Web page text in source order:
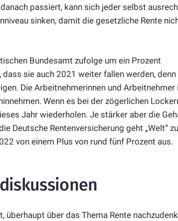
passiert, kann sich jeder selbst
sinken, damit die gesetzliche Rente
Bundesamt zufolge um ein Prozent
sie auch 2021 weiter fallen werden, denn
Die Arbeitnehmerinnen und Arbeitnehmer
Wenn es bei der zögerlichen
Jahr wiederholen. Je stärker aber die
Deutsche Rentenversicherung geht „Welt“
von einem Plus von rund fünf Prozent aus.
über das Thema Rente